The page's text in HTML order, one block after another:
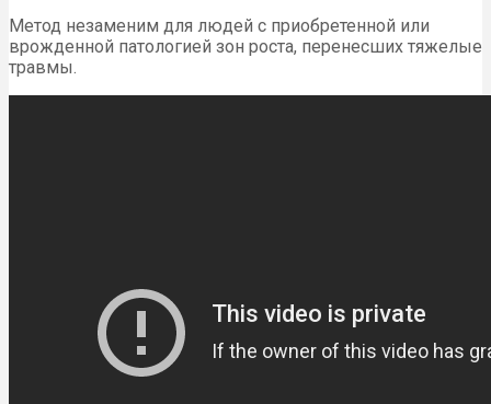
Метод незаменим для людей с приобретенной или
врожденной патологией зон роста, перенесших тяжелые
травмы.